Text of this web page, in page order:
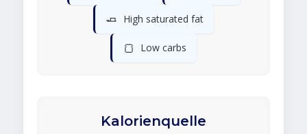
🧈 High saturated fat
🍞 Low carbs
Kalorienquelle